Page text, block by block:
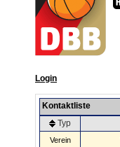
Login
Kontaktliste
Typ
Verein